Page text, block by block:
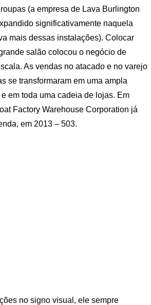
(a empresa de Lava Burlington
significativamente naquela
mais dessas instalações). Colocar
salão colocou o negócio de
As vendas no atacado e no varejo
se transformaram em uma ampla
em toda uma cadeia de lojas. Em
Factory Warehouse Corporation já
em 2013 – 503.
no signo visual, ele sempre